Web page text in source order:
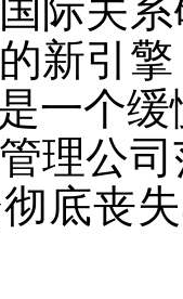
关系
新引
一个
公司
底丧